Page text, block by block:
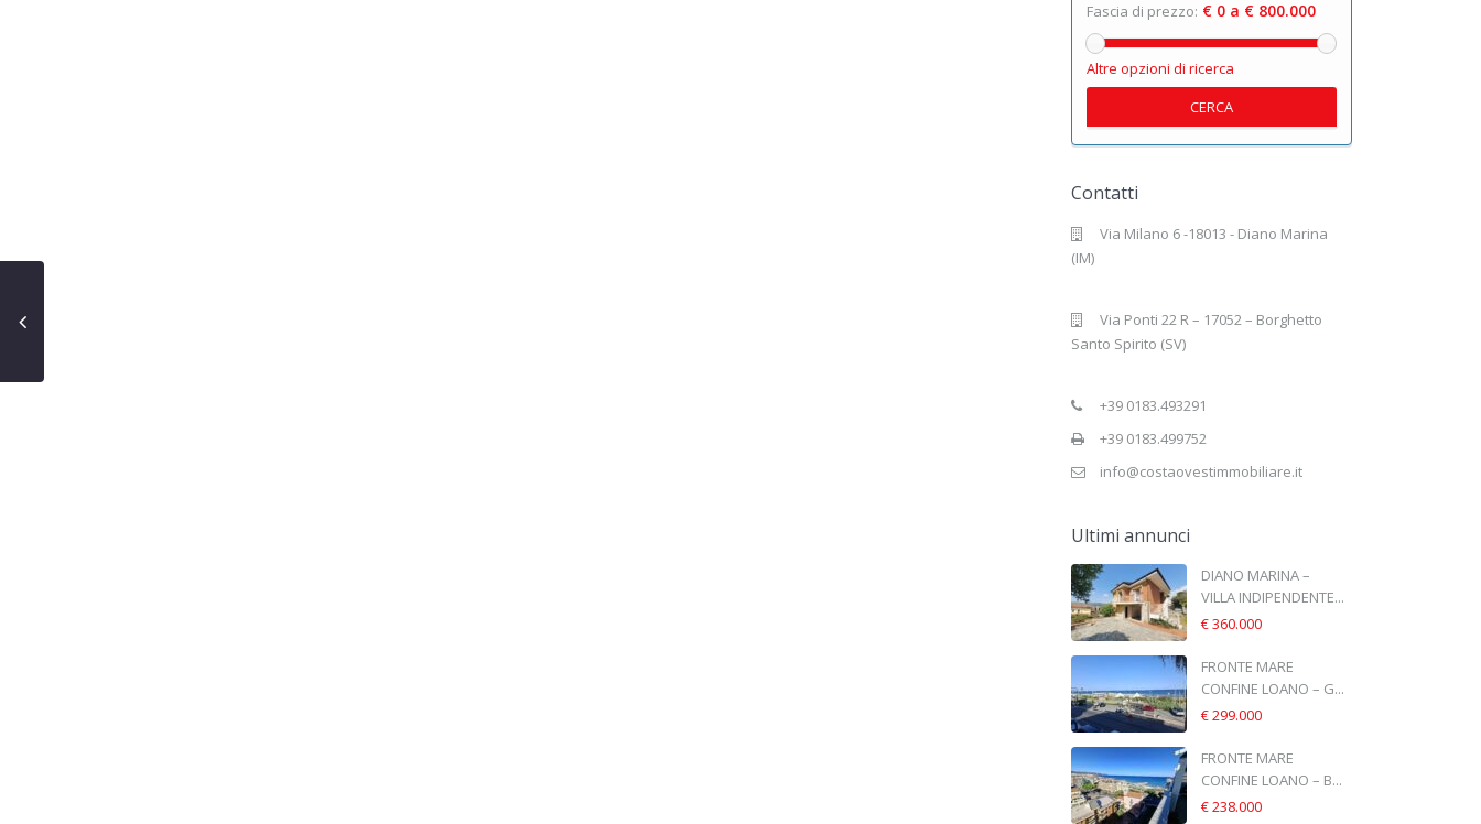
Fascia di prezzo: € 0 a € 800.000
Altre opzioni di ricerca
CERCA
Contatti
Via Milano 6 -18013 - Diano Marina
(IM)
Via Ponti 22 R – 17052 – Borghetto
Santo Spirito (SV)
+39 0183.493291
+39 0183.499752
info@costaovestimmobiliare.it
Ultimi annunci
DIANO MARINA –
VILLA INDIPENDENTE...
€ 360.000
FRONTE MARE
CONFINE LOANO – G...
€ 299.000
FRONTE MARE
CONFINE LOANO – B...
€ 238.000